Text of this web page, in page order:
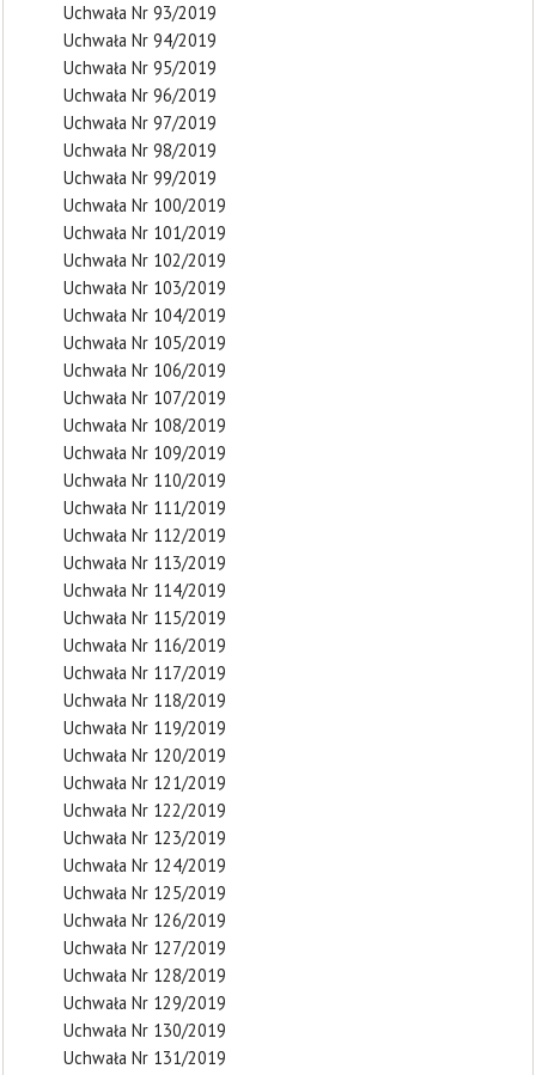
Uchwała Nr 93/2019
Uchwała Nr 94/2019
Uchwała Nr 95/2019
Uchwała Nr 96/2019
Uchwała Nr 97/2019
Uchwała Nr 98/2019
Uchwała Nr 99/2019
Uchwała Nr 100/2019
Uchwała Nr 101/2019
Uchwała Nr 102/2019
Uchwała Nr 103/2019
Uchwała Nr 104/2019
Uchwała Nr 105/2019
Uchwała Nr 106/2019
Uchwała Nr 107/2019
Uchwała Nr 108/2019
Uchwała Nr 109/2019
Uchwała Nr 110/2019
Uchwała Nr 111/2019
Uchwała Nr 112/2019
Uchwała Nr 113/2019
Uchwała Nr 114/2019
Uchwała Nr 115/2019
Uchwała Nr 116/2019
Uchwała Nr 117/2019
Uchwała Nr 118/2019
Uchwała Nr 119/2019
Uchwała Nr 120/2019
Uchwała Nr 121/2019
Uchwała Nr 122/2019
Uchwała Nr 123/2019
Uchwała Nr 124/2019
Uchwała Nr 125/2019
Uchwała Nr 126/2019
Uchwała Nr 127/2019
Uchwała Nr 128/2019
Uchwała Nr 129/2019
Uchwała Nr 130/2019
Uchwała Nr 131/2019